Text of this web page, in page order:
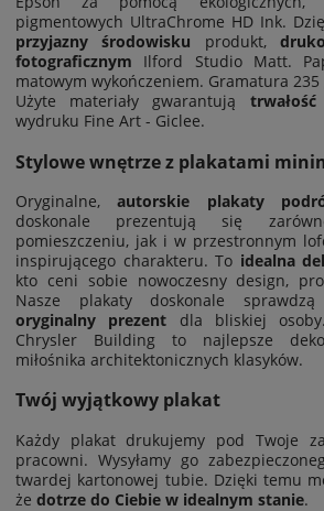
pigmentowych UltraChrome HD Ink.
przyjazny środowisku produkt,
fotograficznym Ilford Studio Matt.
matowym wykończeniem. Gramatura 235
Użyte materiały gwarantują
wydruku Fine Art - Giclee.
Stylowe wnętrze z plakatami
Oryginalne,autorskie plakaty
doskonale prezentują się
pomieszczeniu, jak i w przestronnym
inspirującego charakteru. To idealna
kto ceni sobie nowoczesny design,
Nasze plakaty doskonale
oryginalny prezent dla bliskiej
Chrysler Building to najlepsze
miłośnika architektonicznych klasyków.
Twój wyjątkowy plakat
Każdy plakat drukujemy pod Twoje
pracowni. Wysyłamy go
twardej kartonowej tubie. Dzięki temu
że dotrze do Ciebie w idealnym stanie.